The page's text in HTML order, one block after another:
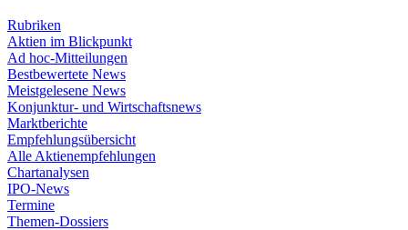
Rubriken
Aktien im Blickpunkt
Ad hoc-Mitteilungen
Bestbewertete News
Meistgelesene News
Konjunktur- und Wirtschaftsnews
Marktberichte
Empfehlungsübersicht
Alle Aktienempfehlungen
Chartanalysen
IPO-News
Termine
Themen-Dossiers